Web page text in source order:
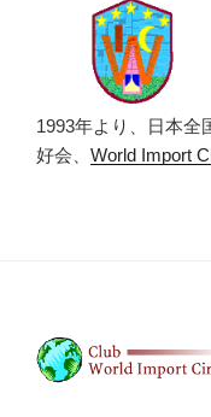
1993年より、日本全
好会、 World Import